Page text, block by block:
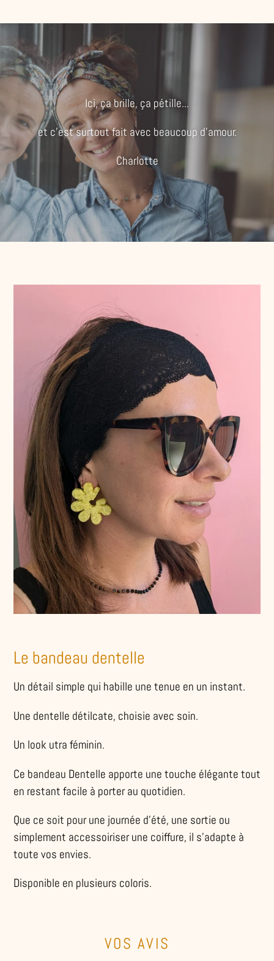
Ici, ça brille, ça pétille...
et c'est surtout fait avec beaucoup d'amour.
Charlotte
Le bandeau dentelle
Un détail simple qui habille une tenue en un instant.
Une dentelle détilcate, choisie avec soin.
Un look utra féminin.
Ce bandeau Dentelle apporte une touche élégante tout
en restant facile à porter au quotidien.
Que ce soit pour une journée d'été, une sortie ou
simplement accessoiriser une coiffure, il s'adapte à
toute vos envies.
Disponible en plusieurs coloris.
VOS AVIS